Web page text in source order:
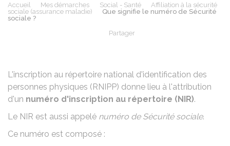
Accueil Mes démarches Social - Santé
Affiliation à la sécurité
sociale (assurance maladie)
Que signifie le numéro de Sécurité
sociale ?
Partager
L'inscription au répertoire national d'identification des
personnes physiques (RNIPP) donne lieu à l'attribution
d'un numéro d'inscription au répertoire (NIR).
Le NIR est aussi appelé numéro de Sécurité sociale.
Ce numéro est composé :